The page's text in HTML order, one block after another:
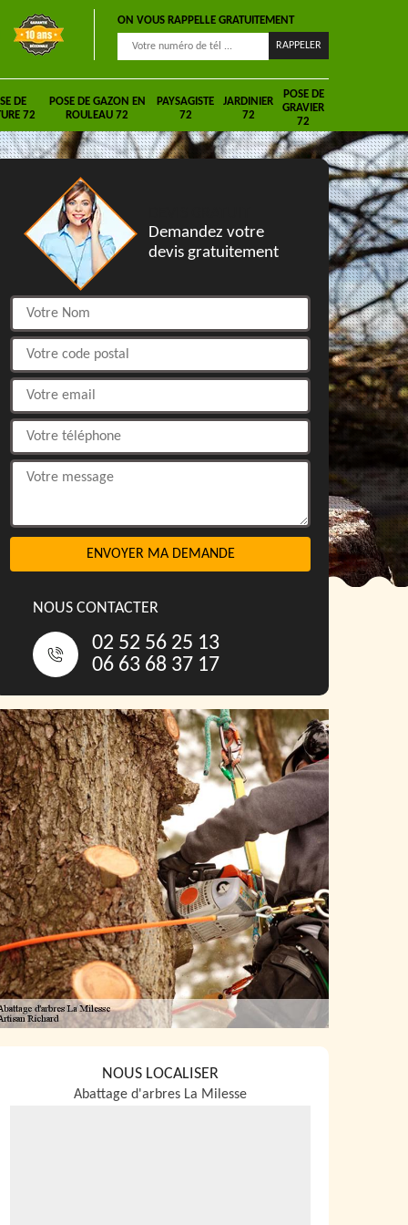
ON VOUS RAPPELLE GRATUITEMENT
DE
72
POSE DE GAZON EN
ROULEAU 72
PAYSAGISTE
72
JARDINIER
72
POSE DE
GRAVIER
72
Demandez votre
devis gratuitement
NOUS CONTACTER
02 52 56 25 13
06 63 68 37 17
NOUS LOCALISER
Abattage d'arbres La Milesse